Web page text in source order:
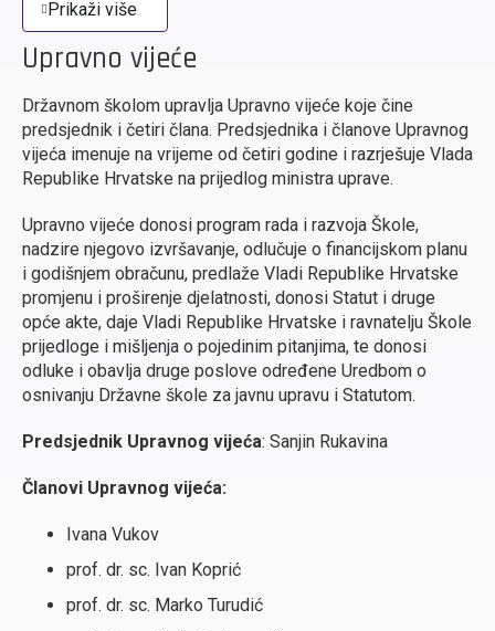
Prikaži više
Upravno vijeće
Državnom školom upravlja Upravno vijeće koje čine
predsjednik i četiri člana. Predsjednika i članove Upravnog
vijeća imenuje na vrijeme od četiri godine i razrješuje Vlada
Republike Hrvatske na prijedlog ministra uprave.
Upravno vijeće donosi program rada i razvoja Škole,
nadzire njegovo izvršavanje, odlučuje o financijskom planu
i godišnjem obračunu, predlaže Vladi Republike Hrvatske
promjenu i proširenje djelatnosti, donosi Statut i druge
opće akte, daje Vladi Republike Hrvatske i ravnatelju Škole
prijedloge i mišljenja o pojedinim pitanjima, te donosi
odluke i obavlja druge poslove određene Uredbom o
osnivanju Državne škole za javnu upravu i Statutom.
Predsjednik Upravnog vijeća: Sanjin Rukavina
Članovi Upravnog vijeća:
Ivana Vukov
prof. dr. sc. Ivan Koprić
prof. dr. sc. Marko Turudić